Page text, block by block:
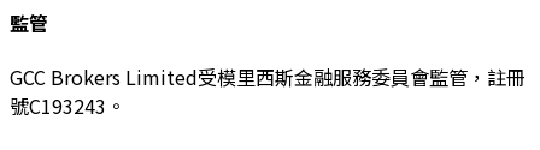
監管
GCC Brokers Limited受模里西斯金融服務委員會監管，註冊
號C193243。